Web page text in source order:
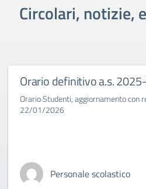
Circolari, notizie,
Orario definitivo a.s.
Orario Studenti, aggiornamento con
22/01/2026
Personale scolastico